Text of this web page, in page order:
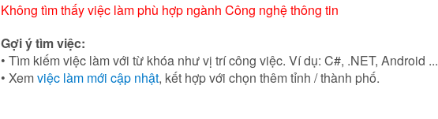
Không tìm thấy việc làm phù hợp ngành Công nghệ thông tin
Gợi ý tìm việc:
• Tìm kiếm việc làm với từ khóa như vị trí công việc. Ví dụ: C#, .NET, Android ...
• Xemviệc làm mới cập nhật, kết hợp với chọn thêm tỉnh / thành phố.